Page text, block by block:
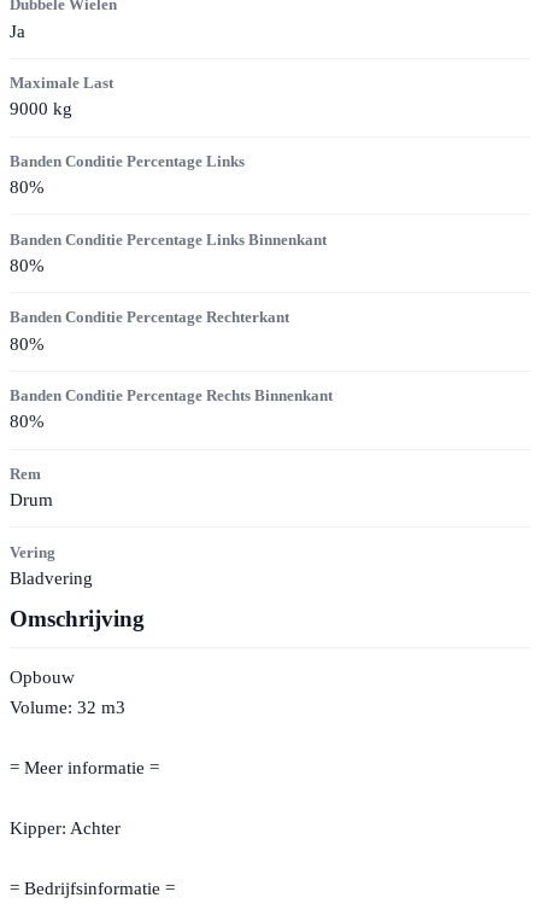
Dubbele Wielen
Ja
Maximale Last
9000 kg
Banden Conditie Percentage Links
80%
Banden Conditie Percentage Links Binnenkant
80%
Banden Conditie Percentage Rechterkant
80%
Banden Conditie Percentage Rechts Binnenkant
80%
Rem
Drum
Vering
Bladvering
Omschrijving
Opbouw
Volume: 32 m3
= Meer informatie =
Kipper: Achter
= Bedrijfsinformatie =